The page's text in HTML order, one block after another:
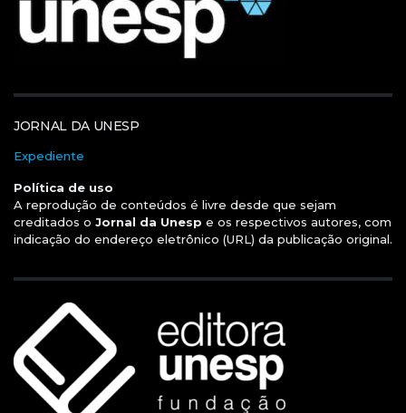
JORNAL DA UNESP
Expediente
Política de uso
A reprodução de conteúdos é livre desde que sejam
creditados o Jornal da Unesp e os respectivos autores, com
indicação do endereço eletrônico (URL) da publicação original.